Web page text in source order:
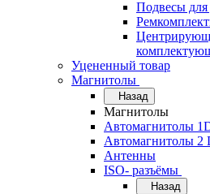
Подвесы
Уцененный товар
Магнитолы
Назад
Магнитолы
Автомагнитолы
Автомагнитолы 2
Антенны
ISO- разъёмы
Назад